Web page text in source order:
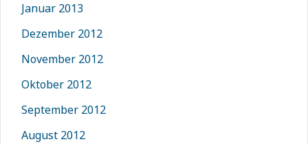
Januar 2013
Dezember 2012
November 2012
Oktober 2012
September 2012
August 2012